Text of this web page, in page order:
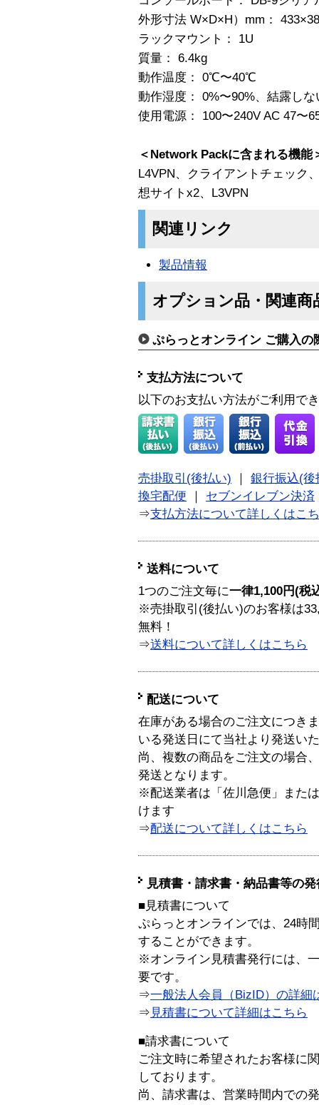
外形寸法 W×D×H）mm：
ラックマウント： 1U
質量： 6.4kg
動作温度： 0℃〜40℃
動作湿度： 0%〜90%、結露しな
使用電源： 100〜240V AC 47〜
＜Network Packに含まれる機能
L4VPN、クライアントチェック
想サイトx2、L3VPN
関連リンク
製品情報
オプション品・関連商
ぷらっとオンライン ご購入の
支払方法について
以下のお支払い方法がご利用で
売掛取引(後払い)
銀行振込(後
換宅配便
セブンイレブン決済
⇒支払方法について詳しくはこ
送料について
1つのご注文毎に一律1,100円(税
※売掛取引(後払い)のお客様は
無料！
⇒送料について詳しくはこちら
配送について
在庫がある場合のご注文につき
いる発送日にて当社より発送い
尚、複数の商品をご注文の場合
発送となります。
※配送業者は「佐川急便」また
けます
⇒配送について詳しくはこちら
見積書・請求書・納品書等の
■見積書について
ぷらっとオンラインでは、24時
することができます。
※オンライン見積書発行には、
要です。
⇒一般法人会員（BizID）の詳細
⇒ 見積書について詳細はこちら
■請求書について
ご注文時に希望されたお客様に
しております。
尚、請求書は、営業時間内での